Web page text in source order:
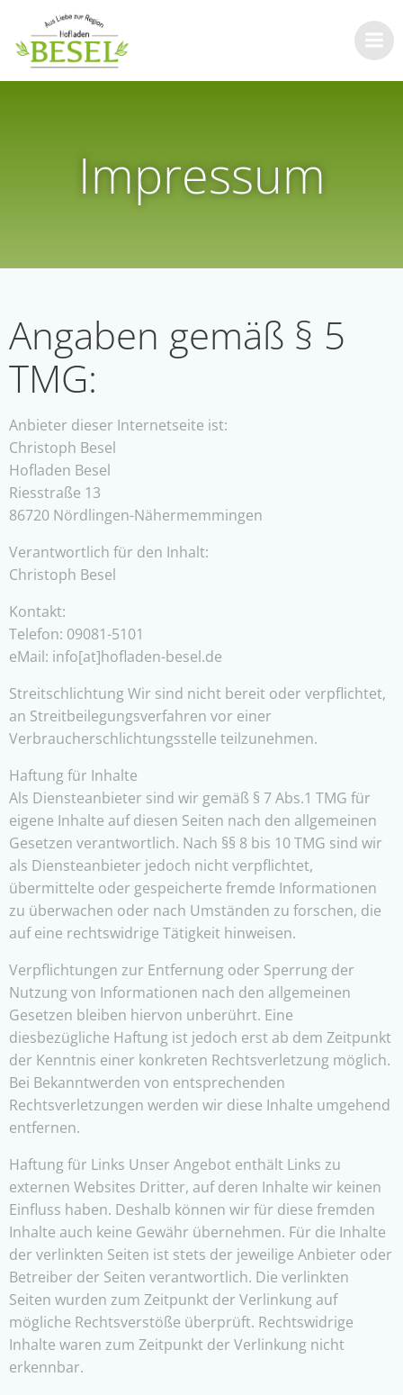
Impressum
Angaben gemäß § 5
TMG:
Anbieter dieser Internetseite ist:
Christoph Besel
Hofladen Besel
Riesstraße 13
86720 Nördlingen-Nähermemmingen
Verantwortlich für den Inhalt:
Christoph Besel
Kontakt:
Telefon: 09081-5101
eMail: info[at]hofladen-besel.de
Streitschlichtung Wir sind nicht bereit oder verpflichtet,
an Streitbeilegungsverfahren vor einer
Verbraucherschlichtungsstelle teilzunehmen.
Haftung für Inhalte
Als Diensteanbieter sind wir gemäß § 7 Abs.1 TMG für
eigene Inhalte auf diesen Seiten nach den allgemeinen
Gesetzen verantwortlich. Nach §§ 8 bis 10 TMG sind wir
als Diensteanbieter jedoch nicht verpflichtet,
übermittelte oder gespeicherte fremde Informationen
zu überwachen oder nach Umständen zu forschen, die
auf eine rechtswidrige Tätigkeit hinweisen.
Verpflichtungen zur Entfernung oder Sperrung der
Nutzung von Informationen nach den allgemeinen
Gesetzen bleiben hiervon unberührt. Eine
diesbezügliche Haftung ist jedoch erst ab dem Zeitpunkt
der Kenntnis einer konkreten Rechtsverletzung möglich.
Bei Bekanntwerden von entsprechenden
Rechtsverletzungen werden wir diese Inhalte umgehend
entfernen.
Haftung für Links Unser Angebot enthält Links zu
externen Websites Dritter, auf deren Inhalte wir keinen
Einfluss haben. Deshalb können wir für diese fremden
Inhalte auch keine Gewähr übernehmen. Für die Inhalte
der verlinkten Seiten ist stets der jeweilige Anbieter oder
Betreiber der Seiten verantwortlich. Die verlinkten
Seiten wurden zum Zeitpunkt der Verlinkung auf
mögliche Rechtsverstöße überprüft. Rechtswidrige
Inhalte waren zum Zeitpunkt der Verlinkung nicht
erkennbar.